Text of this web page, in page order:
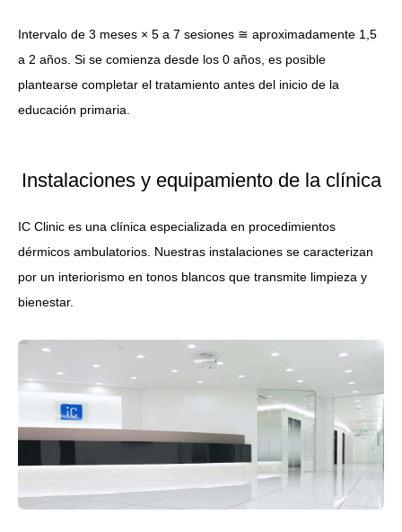
Intervalo de 3 meses × 5 a 7 sesiones ≅ aproximadamente 1,5
a 2 años. Si se comienza desde los 0 años, es posible
plantearse completar el tratamiento antes del inicio de la
educación primaria.
Instalaciones y equipamiento de la clínica
IC Clinic es una clínica especializada en procedimientos
dérmicos ambulatorios. Nuestras instalaciones se caracterizan
por un interiorismo en tonos blancos que transmite limpieza y
bienestar.